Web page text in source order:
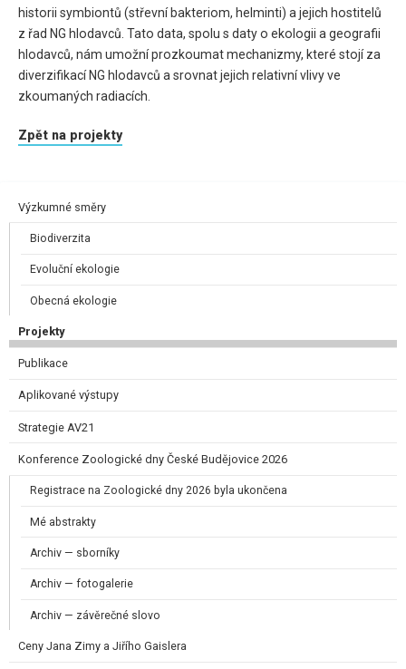
historii symbiontů (střevní bakteriom, helminti) a jejich hostitelů
z řad NG hlodavců. Tato data, spolu s daty o ekologii a geografii
hlodavců, nám umožní prozkoumat mechanizmy, které stojí za
diverzifikací NG hlodavců a srovnat jejich relativní vlivy ve
zkoumaných radiacích.
Zpět na projekty
Výzkumné směry
Biodiverzita
Evoluční ekologie
Obecná ekologie
Projekty
Publikace
Aplikované výstupy
Strategie AV21
Konference Zoologické dny České Budějovice 2026
Registrace na Zoologické dny 2026 byla ukončena
Mé abstrakty
Archiv — sborníky
Archiv — fotogalerie
Archiv — závěrečné slovo
Ceny Jana Zimy a Jiřího Gaislera​